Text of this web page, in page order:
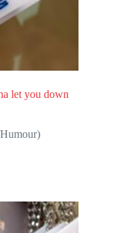
let you down